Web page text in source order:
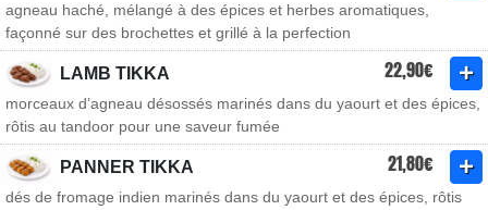
agneau haché, mélangé à des épices et herbes aromatiques,
façonné sur des brochettes et grillé à la perfection
LAMB TIKKA 22,90€
morceaux d’agneau désossés marinés dans du yaourt et des épices,
rôtis au tandoor pour une saveur fumée
PANNER TIKKA 21,80€
dés de fromage indien marinés dans du yaourt et des épices, rôtis